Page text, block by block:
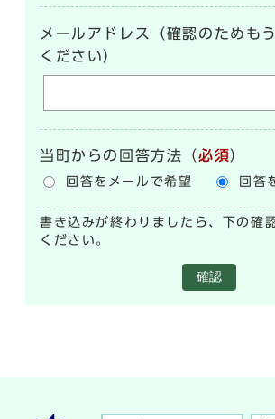
メールアドレス（確認のためも
ください）
当町からの回答方法 （必須）
回答をメールで希望 回答
書き込みが終わりましたら、下の確
ください。
確認